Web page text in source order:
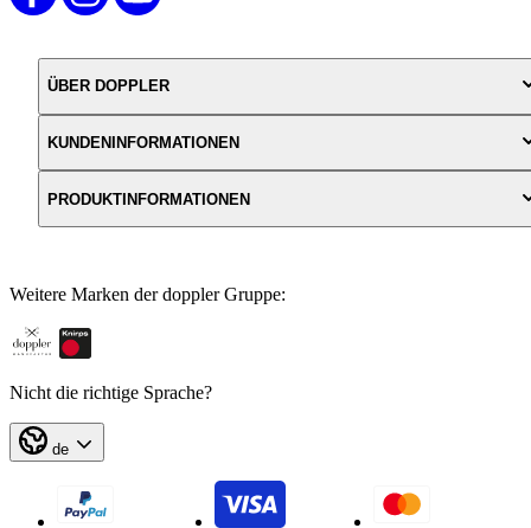
ÜBER DOPPLER
KUNDENINFORMATIONEN
PRODUKTINFORMATIONEN
Weitere Marken der doppler Gruppe:
Nicht die richtige Sprache?
de